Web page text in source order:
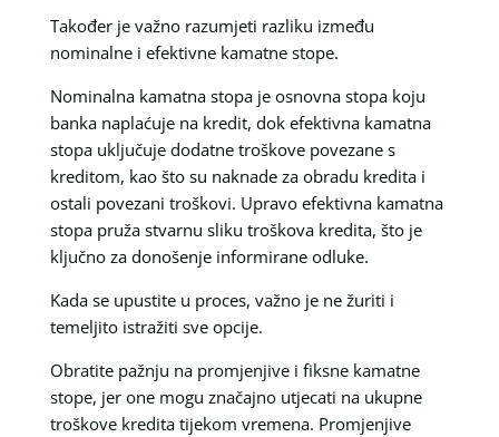
Također je važno razumjeti razliku između
nominalne i efektivne kamatne stope.
Nominalna kamatna stopa je osnovna stopa koju
banka naplaćuje na kredit, dok efektivna kamatna
stopa uključuje dodatne troškove povezane s
kreditom, kao što su naknade za obradu kredita i
ostali povezani troškovi. Upravo efektivna kamatna
stopa pruža stvarnu sliku troškova kredita, što je
ključno za donošenje informirane odluke.
Kada se upustite u proces, važno je ne žuriti i
temeljito istražiti sve opcije.
Obratite pažnju na promjenjive i fiksne kamatne
stope, jer one mogu značajno utjecati na ukupne
troškove kredita tijekom vremena. Promjenjive